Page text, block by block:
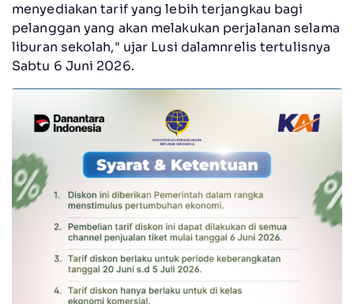
menyediakan tarif yang lebih terjangkau bagi
pelanggan yang akan melakukan perjalanan selama
liburan sekolah," ujar Lusi dalamnrelis tertulisnya
Sabtu 6 Juni 2026.